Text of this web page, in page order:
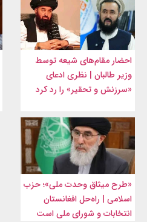
احضار مقام‌های شیعه توسط
وزیر طالبان | نظری ادعای
«سرزنش و تحقیر» را رد کرد
«طرح میثاق وحدت ملی»؛ حزب
اسلامی | راه‌حل افغانستان
انتخابات و شورای ملی است